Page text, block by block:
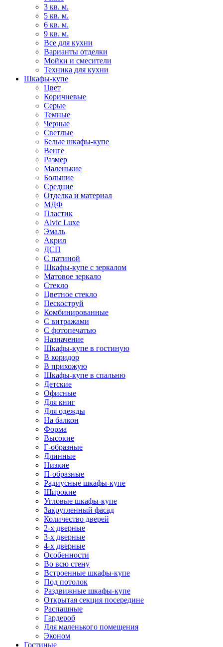
3 кв. м.
5 кв. м.
6 кв. м.
9 кв. м.
Все для кухни
Варианты отделки
Мойки и смесители
Техника для кухни
Шкафы-купе
Цвет
Коричневые
Серые
Темные
Черные
Светлые
Белые шкафы-купе
Венге
Размер
Маленькие
Большие
Средние
Отделка и материал
МДФ
Пластик
Alvic Luxe
Эмаль
Акрил
ДСП
С патиной
Шкафы-купе с зеркалом
Матовое зеркало
Стекло
Цветное стекло
Пескоструй
Комбинированные
С витражами
С фотопечатью
Назначение
Шкафы-купе в гостиную
В коридор
В прихожую
Шкафы-купе в спальню
Детские
Офисные
Для книг
Для одежды
На балкон
Форма
Высокие
Г-образные
Длинные
Низкие
П-образные
Радиусные шкафы-купе
Широкие
Угловые шкафы-купе
Закругленный фасад
Количество дверей
2-х дверные
3-х дверные
4-х дверные
Особенности
Во всю стену
Встроенные шкафы-купе
Под потолок
Раздвижные шкафы-купе
Открытая секция посередине
Распашные
Гардероб
Для маленького помещения
Эконом
Гостиные